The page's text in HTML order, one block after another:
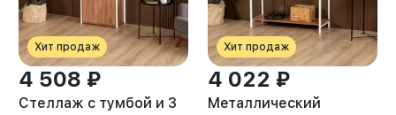
Хит продаж
4 508 ₽
Стеллаж с тумбой и 3
Хит продаж
4 022 ₽
Металлический